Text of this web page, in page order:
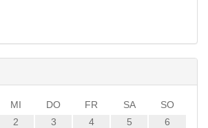
MI DO FR SA
SO
2 3 4 5 6